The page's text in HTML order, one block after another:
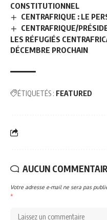
CONSTITUTIONNEL
CENTRAFRIQUE : LE
CENTRAFRIQUE/
LES RÉFUGIÉS
DÉCEMBRE PROCHAIN
ÉTIQUETÉS : FEATURED
AUCUN
Votre adresse e-mail ne sera pas
*